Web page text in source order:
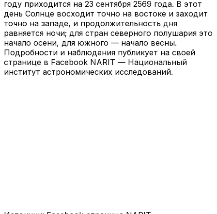
году приходится на 23 сентября 2569 года. В этот
день Солнце восходит точно на востоке и заходит
точно на западе, и продолжительность дня
равняется ночи; для стран северного полушария это
начало осени, для южного — начало весны.
Подробности и наблюдения публикует на своей
странице в Facebook NARIT — Национальный
институт астрономических исследований.